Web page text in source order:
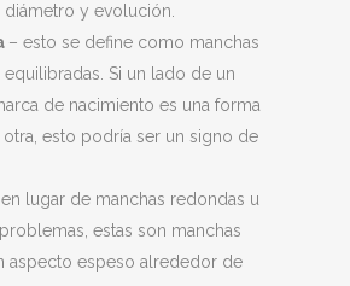
y evolución.
– esto se define como manchas
Si un lado de un
de nacimiento es una forma
otra, esto podría ser un signo de
lugar de manchas redondas u
estas son manchas
aspecto espeso alrededor de